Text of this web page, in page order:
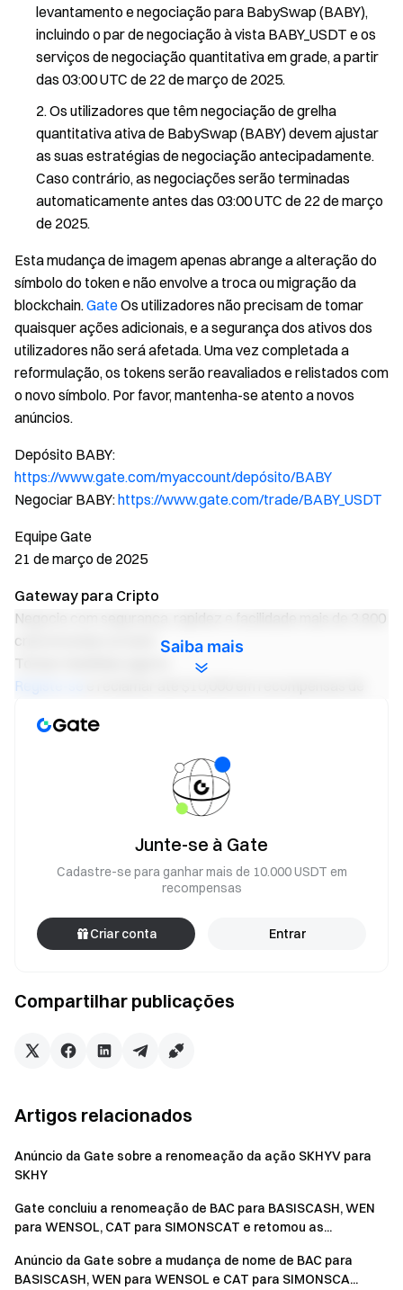
levantamento e negociação para BabySwap (BABY),
incluindo o par de negociação à vista BABY_USDT e os
serviços de negociação quantitativa em grade, a partir
das 03:00 UTC de 22 de março de 2025.
Os utilizadores que têm negociação de grelha
quantitativa ativa de BabySwap (BABY) devem ajustar
as suas estratégias de negociação antecipadamente.
Caso contrário, as negociações serão terminadas
automaticamente antes das 03:00 UTC de 22 de março
de 2025.
Esta mudança de imagem apenas abrange a alteração do
símbolo do token e não envolve a troca ou migração da
blockchain.GateOs utilizadores não precisam de tomar
quaisquer ações adicionais, e a segurança dos ativos dos
utilizadores não será afetada. Uma vez completada a
reformulação, os tokens serão reavaliados e relistados com
o novo símbolo. Por favor, mantenha-se atento a novos
anúncios.
Depósito BABY:
https://www.gate.com/myaccount/depósito/BABY
Negociar BABY:https://www.gate.com/trade/BABY_USDT
Equipe Gate
21 de março de 2025
Gateway para Cripto
Negocie com segurança, rapidez e facilidade mais de 3.800
criptomoedas na Gate
Tomar medidas agora
Registe-se
Convidar amigos
Visite o site oficial da GateBaixe o aplicativo Gate
Siga-nos no X (Twitter)
Junte-se à nossa comunidade do Telegram
em alta
Envolver-se com a nossa comunidade global
Transparência & Segurança
Verifique o nosso 100%
Proof of Reserves
Saiba mais
Compartilhar publicações
Junte-se à Gate
Cadastre-se para ganhar mais de 10.000 USDT em
recompensas
Criar conta Entrar
Artigos relacionados
Anúncio da Gate sobre a renomeação da ação SKHYV para
SKHY
Gate concluiu a renomeação de BAC para BASISCASH, WEN
para WENSOL, CAT para SIMONSCAT e retomou as...
Anúncio da Gate sobre a mudança de nome de BAC para
BASISCASH, WEN para WENSOL e CAT para SIMONSCA...